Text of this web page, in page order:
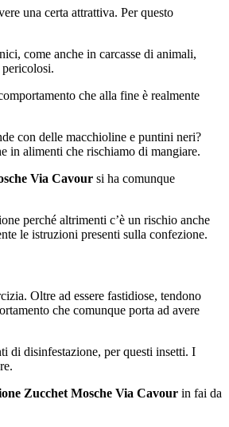
una certa attrattiva. Per questo
come anche in carcasse di animali,
che alla fine è realmente
con delle macchioline e puntini neri?
in alimenti che rischiamo di mangiare.
Via Cavour si ha comunque
perché altrimenti c’è un rischio anche
le istruzioni presenti sulla confezione.
Oltre ad essere fastidiose, tendono
che comunque porta ad avere
di disinfestazione, per questi insetti. I
Zucchet Mosche Via Cavour in fai da